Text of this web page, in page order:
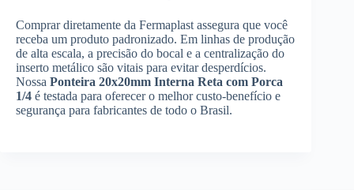
Comprar diretamente da Fermaplast assegura que você
receba um produto padronizado. Em linhas de produção
de alta escala, a precisão do bocal e a centralização do
inserto metálico são vitais para evitar desperdícios.
Nossa Ponteira 20x20mm Interna Reta com Porca
1/4 é testada para oferecer o melhor custo-benefício e
segurança para fabricantes de todo o Brasil.